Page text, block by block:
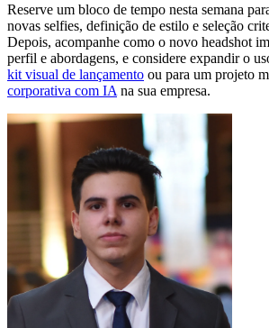
Reserve um bloco de tempo nesta semana
novas selfies, definição de estilo e seleção
Depois, acompanhe como o novo headshot
perfil e abordagens, e considere expandir o
kit visual de lançamento ou para um projeto
corporativa com IA na sua empresa.